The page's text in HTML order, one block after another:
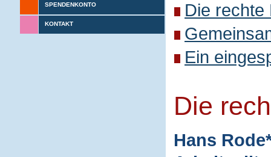
SPENDENKONTO
KONTAKT
Die rechte
Ein
Die
Hans